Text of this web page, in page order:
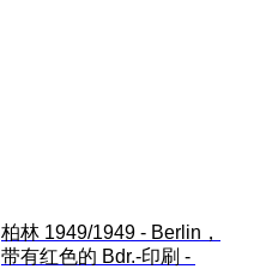
柏林 1949/1949 - Berlin，
带有红色的 Bdr.-印刷 -